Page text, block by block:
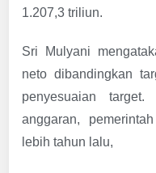
1.207,3 triliun.
Sri Mulyani
neto dibandingkan
penyesuaian
anggaran,
lebih tahun lalu,